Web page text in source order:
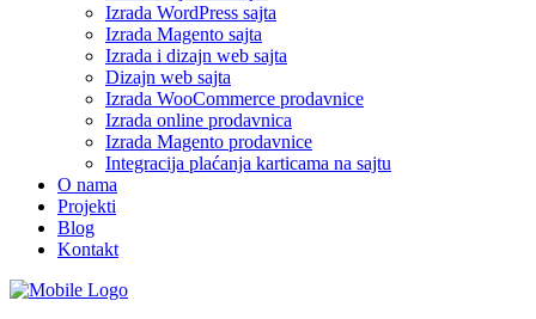
Izrada WordPress sajta
Izrada Magento sajta
Izrada i dizajn web sajta
Dizajn web sajta
Izrada WooCommerce prodavnice
Izrada online prodavnica
Izrada Magento prodavnice
Integracija plaćanja karticama na sajtu
O nama
Projekti
Blog
Kontakt